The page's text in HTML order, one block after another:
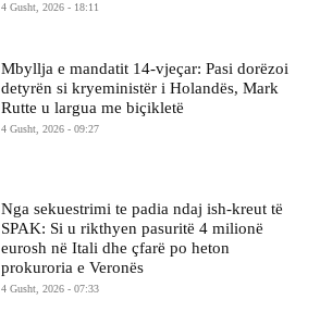
4 Gusht, 2026 - 18:11
Mbyllja e mandatit 14-vjeçar: Pasi dorëzoi
detyrën si kryeministër i Holandës, Mark
Rutte u largua me biçikletë
4 Gusht, 2026 - 09:27
Nga sekuestrimi te padia ndaj ish-kreut të
SPAK: Si u rikthyen pasuritë 4 milionë
eurosh në Itali dhe çfarë po heton
prokuroria e Veronës
4 Gusht, 2026 - 07:33